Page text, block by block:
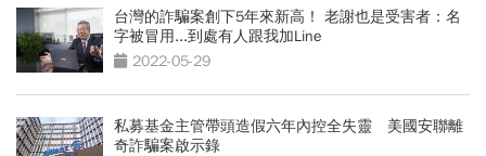
台灣的詐騙案創下5年來新高！ 老謝也是受害者：名
字被冒用...到處有人跟我加Line
2022-05-29
私募基金主管帶頭造假六年內控全失靈 美國安聯離
奇詐騙案啟示錄